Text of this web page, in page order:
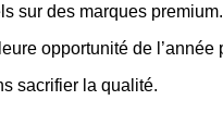
sur des marques
opportunité de l’année
sacrifier la qualité.